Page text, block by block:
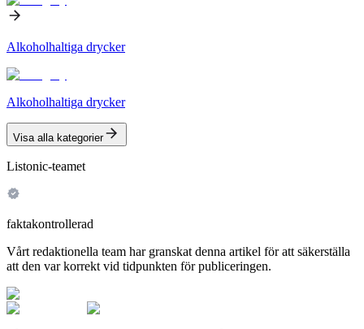
Alkoholhaltiga drycker
Alkoholhaltiga drycker
Visa alla kategorier
Listonic-teamet
faktakontrollerad
Vårt redaktionella team har granskat denna artikel för att säkerställa
att den var korrekt vid tidpunkten för publiceringen.